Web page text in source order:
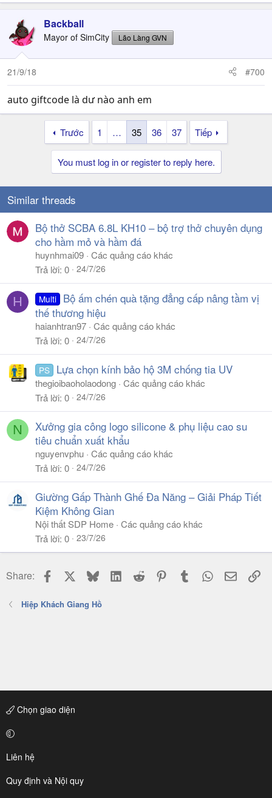
Backball
Mayor of SimCity Lão Làng GVN
21/9/18 #700
auto giftcode là dư nào anh em
Trước 1 … 35 36 37 Tiếp
You must log in or register to reply here.
Similar threads
Bộ thở SCBA 6.8L KH10 – bộ trợ thở chuyên dụng
cho hầm mỏ và hầm đá
huynhmai09 Các quảng cáo khác
Trả lời 0 24/7/26
H Multi
Bộ ấm chén quà tặng đẳng cấp nâng tầm vị
thế thương hiệu
haianhtran97 Các quảng cáo khác
Trả lời 0 24/7/26
PS Lựa chọn kính bảo hộ 3M chống tia UV
thegioibaoholaodong Các quảng cáo khác
Trả lời 0 24/7/26
N
Xưởng gia công logo silicone & phụ liệu cao su
tiêu chuẩn xuất khẩu
nguyenvphu Các quảng cáo khác
Trả lời 0 24/7/26
Giường Gấp Thành Ghế Đa Năng – Giải Pháp Tiết
Kiệm Không Gian
Nội thất SDP Home Các quảng cáo khác
Trả lời 0 23/7/26
Share: Facebook BlueskyLinkedIn
Reddit PinterestTumblr WhatsApp
Email
Hiệp Khách Giang Hồ
Chọn giao diện
Liên hệ
Quy định và Nội quy